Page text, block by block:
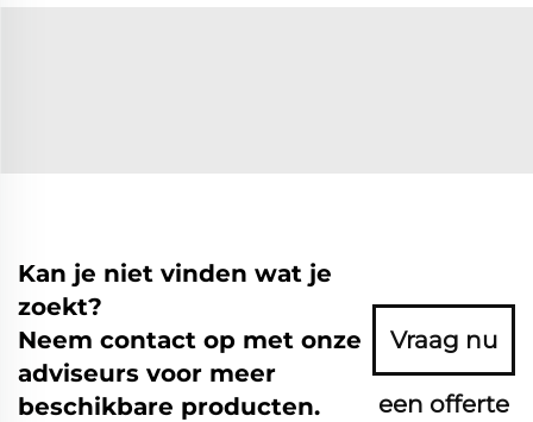
Kan je niet vinden wat je
zoekt?
Neem contact op met onze
adviseurs voor meer
beschikbare producten.
Vraag nu
een offerte